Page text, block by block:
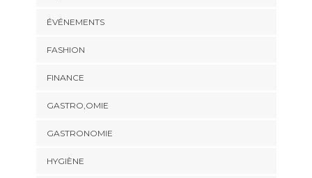
ÉVÉNEMENTS
FASHION
FINANCE
GASTRO,OMIE
GASTRONOMIE
HYGIÈNE